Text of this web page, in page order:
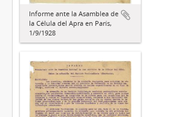
Informe ante la Asamblea de
la Célula del Apra en París,
1/9/1928